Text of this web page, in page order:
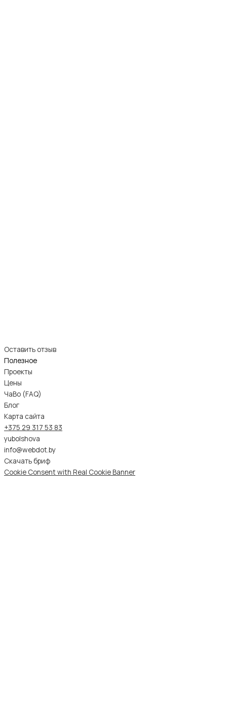
Оставить отзыв
Полезное
Проекты
Цены
ЧаВо (FAQ)
Блог
Карта сайта
+375 29 317 53 83
yubolshova
info@webdot.by
Скачать бриф
Cookie Consent with Real Cookie Banner